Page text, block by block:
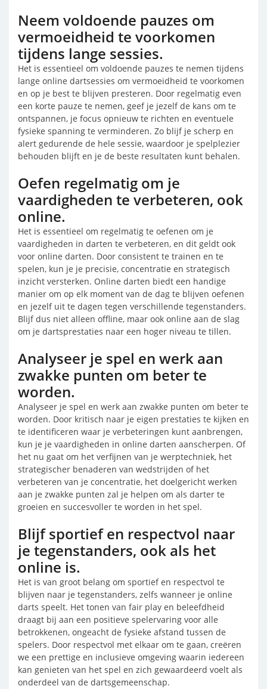
Neem voldoende pauzes om
vermoeidheid te voorkomen
tijdens lange sessies.
Het is essentieel om voldoende pauzes te nemen tijdens
lange online dartsessies om vermoeidheid te voorkomen
en op je best te blijven presteren. Door regelmatig even
een korte pauze te nemen, geef je jezelf de kans om te
ontspannen, je focus opnieuw te richten en eventuele
fysieke spanning te verminderen. Zo blijf je scherp en
alert gedurende de hele sessie, waardoor je spelplezier
behouden blijft en je de beste resultaten kunt behalen.
Oefen regelmatig om je
vaardigheden te verbeteren, ook
online.
Het is essentieel om regelmatig te oefenen om je
vaardigheden in darten te verbeteren, en dit geldt ook
voor online darten. Door consistent te trainen en te
spelen, kun je je precisie, concentratie en strategisch
inzicht versterken. Online darten biedt een handige
manier om op elk moment van de dag te blijven oefenen
en jezelf uit te dagen tegen verschillende tegenstanders.
Blijf dus niet alleen offline, maar ook online aan de slag
om je dartsprestaties naar een hoger niveau te tillen.
Analyseer je spel en werk aan
zwakke punten om beter te
worden.
Analyseer je spel en werk aan zwakke punten om beter te
worden. Door kritisch naar je eigen prestaties te kijken en
te identificeren waar je verbeteringen kunt aanbrengen,
kun je je vaardigheden in online darten aanscherpen. Of
het nu gaat om het verfijnen van je werptechniek, het
strategischer benaderen van wedstrijden of het
verbeteren van je concentratie, het doelgericht werken
aan je zwakke punten zal je helpen om als darter te
groeien en succesvoller te worden in het spel.
Blijf sportief en respectvol naar
je tegenstanders, ook als het
online is.
Het is van groot belang om sportief en respectvol te
blijven naar je tegenstanders, zelfs wanneer je online
darts speelt. Het tonen van fair play en beleefdheid
draagt bij aan een positieve spelervaring voor alle
betrokkenen, ongeacht de fysieke afstand tussen de
spelers. Door respectvol met elkaar om te gaan, creëren
we een prettige en inclusieve omgeving waarin iedereen
kan genieten van het spel en zich gewaardeerd voelt als
onderdeel van de dartsgemeenschap.